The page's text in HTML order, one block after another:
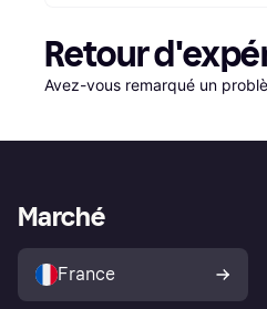
Retour
Avez-vous remarqué un
Marché
France